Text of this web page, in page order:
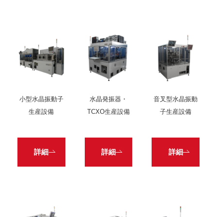
小型水晶振動子
生産設備
詳細
水晶発振器・
TCXO生産設備
詳細
音叉型水晶振動
子生産設備
詳細